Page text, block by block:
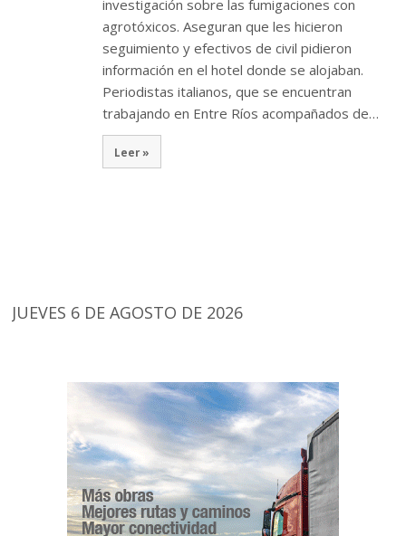
investigación sobre las fumigaciones con
agrotóxicos. Aseguran que les hicieron
seguimiento y efectivos de civil pidieron
información en el hotel donde se alojaban.
Periodistas italianos, que se encuentran
trabajando en Entre Ríos acompañados de…
Leer »
JUEVES 6 DE AGOSTO DE 2026